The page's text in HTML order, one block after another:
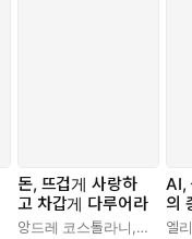
돈, 뜨겁게 사랑하
고 차갑게 다루어라
앙드레 코스톨라니 한윤진
AI,
의